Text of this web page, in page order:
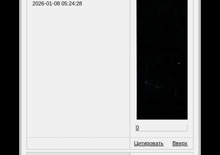
2026-01-08 05:24:28
0
Цитировать Вверх